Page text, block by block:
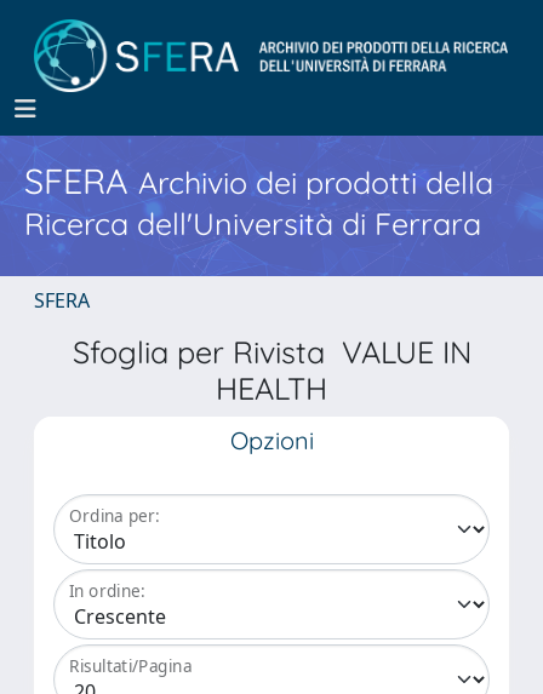
SFERA Archivio dei prodotti della
Ricerca dell'Università di Ferrara
SFERA
Sfoglia per Rivista VALUE IN
HEALTH
Opzioni
Ordina per:
In ordine:
Risultati/Pagina